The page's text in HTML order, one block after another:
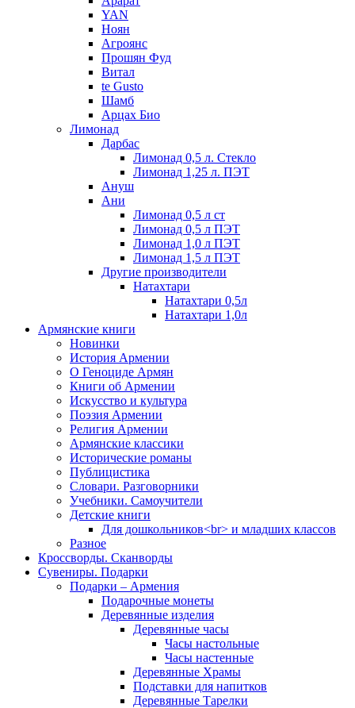
YAN
Ноян
Агроянс
Прошян Фуд
Витал
te Gusto
Шамб
Арцах Био
Лимонад
Дарбас
Лимонад 0,5 л. Стекло
Лимонад 1,25 л. ПЭТ
Ануш
Ани
Лимонад 0,5 л ст
Лимонад 0,5 л ПЭТ
Лимонад 1,0 л ПЭТ
Лимонад 1,5 л ПЭТ
Другие производители
Натахтари
Натахтари 0,5л
Натахтари 1,0л
Армянские книги
Новинки
История Армении
О Геноциде Армян
Книги об Армении
Иcкусство и культура
Поэзия Армении
Религия Армении
Армянские классики
Исторические романы
Публицистика
Словари. Разговорники
Учебники. Самоучители
Детские книги
Для дошкольников<br> и младших классов
Разное
Кроссворды. Сканворды
Сувениры. Подарки
Подарки – Армения
Подарочные монеты
Деревянные изделия
Деревянные часы
Часы настольные
Часы настенные
Деревянные Храмы
Подставки для напитков
Деревянные Тарелки